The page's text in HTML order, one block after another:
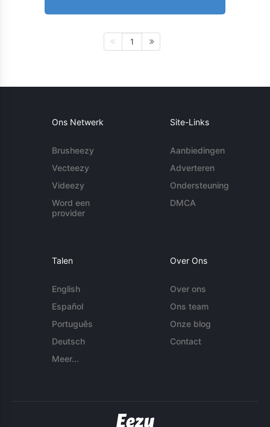
1
Ons Netwerk
Brusheezy
Vecteezy
Videezy
Word een
provider
Site-Links
Aanbiedingen
Adverteren
Ondersteuning
DMCA
Talen
English
Español
Português
Deutsch
Meer...
Over Ons
Over ons
Ons team
Onze blog
Contact